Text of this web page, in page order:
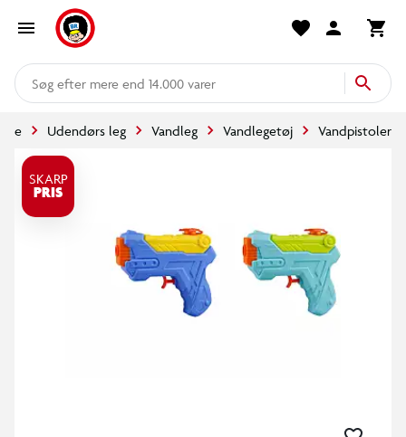
mere end 14.000 varer
Udendørs leg Vandleg Vandlegetøj Vandpistoler
SKARP
PRIS